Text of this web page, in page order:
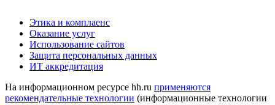
Этика и комплаенс
Оказание услуг
Использование сайтов
Защита персональных данных
ИТ аккредитация
На информационном ресурсе hh.ru применяются
рекомендательные технологии (информационные технологии